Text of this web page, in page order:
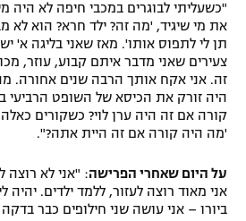
"כשעליתי לבוגרים במכבי חיפה לא היה
את מי שיגיד, 'מה זה? ילד חרא? הוא לא
צעירים שאני מדבר איתם קבוע, עוזר,
זה. אני אקח אותך הרבה שנים אחורה.
היה זורק את הכיסא של השופט הרביעי
קורה אם זה היה ערן לוי? כשקורים
'מה היה קורה אם זה היית אתה?".
על היום שאחרי הפרישה: "אני לא רוצה
אני מאוד רוצה לעזור, ללמד ילדים. יהיה
ביורו – אני עושה שני חילופים כבר בדקה 20".